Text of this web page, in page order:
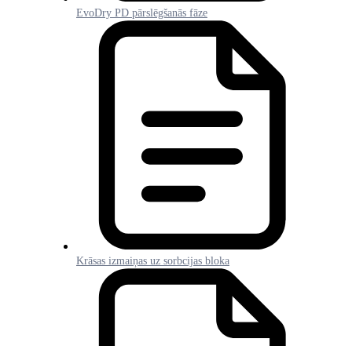
EvoDry PD pārslēgšanās fāze
Krāsas izmaiņas uz sorbcijas bloka